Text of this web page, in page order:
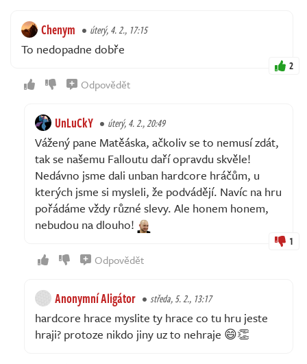
Chenym úterý, 4. 2., 17:15
To nedopadne dobře
2
Odpovědět
UnLuCkY úterý, 4. 2., 20:49
Vážený pane Matěáska, ačkoliv se to nemusí zdát,
tak se našemu Falloutu daří opravdu skvěle!
Nedávno jsme dali unban hardcore hráčům, u
kterých jsme si mysleli, že podvádějí. Navíc na hru
pořádáme vždy různé slevy. Ale honem honem,
nebudou na dlouho!
1
Odpovědět
Anonymní Aligátor středa, 5. 2., 13:17
hardcore hrace myslite ty hrace co tu hru jeste
hraji? protoze nikdo jiny uz to nehraje 😄👏